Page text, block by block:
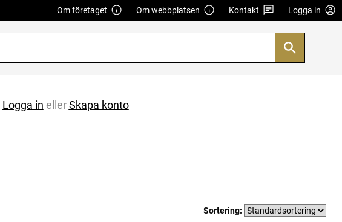
Om företaget Om webbplatsen Kontakt Logga in
Logga in ellerSkapa konto
Sortering: